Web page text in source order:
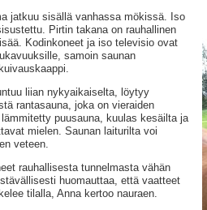
jatkuu sisällä vanhassa mökissä. Iso
Pirtin takana on rauhallinen
Kodinkoneet ja iso televisio ovat
samoin saunan
liian nykyaikaiselta, löytyy
rantasauna, joka on vieraiden
puusauna, kuulas kesäilta ja
mielen. Saunan laiturilta voi
veteen.
rauhallisesta tunnelmasta vähän
huomauttaa, että vaatteet
tilalla, Anna kertoo nauraen.